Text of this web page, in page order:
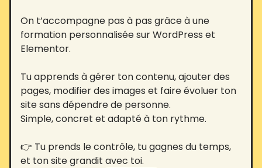
On t’accompagne pas à pas grâce à une
formation personnalisée sur WordPress et
Elementor.
Tu apprends à gérer ton contenu, ajouter des
pages, modifier des images et faire évoluer ton
site sans dépendre de personne.
Simple, concret et adapté à ton rythme.
👉 Tu prends le contrôle, tu gagnes du temps,
et ton site grandit avec toi.